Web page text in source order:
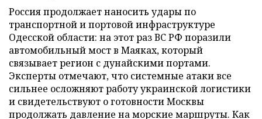
Россия продолжает наносить удары по
транспортной и портовой инфраструктуре
Одесской области: на этот раз ВС РФ поразили
автомобильный мост в Маяках, который
связывает регион с дунайскими портами.
Эксперты отмечают, что системные атаки все
сильнее осложняют работу украинской логистики
и свидетельствуют о готовности Москвы
продолжать давление на морские маршруты. Как